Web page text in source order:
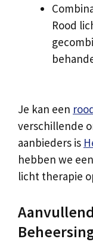
Rood
Je kan een
verschillende
aanbieders is
hebben we
licht therapie